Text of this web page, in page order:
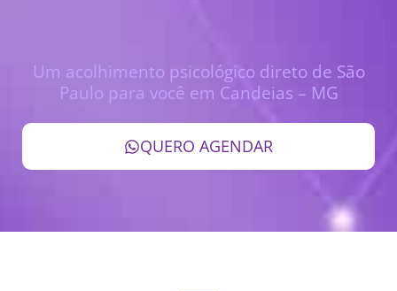
Um acolhimento psicológico direto de São
Paulo para você em Candeias – MG
QUERO AGENDAR